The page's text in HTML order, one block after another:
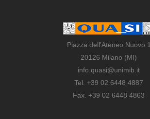
Piazza dell'Ateneo Nuovo 1
20126 Milano (MI)
info.quasi@unimib.it
Tel. +39 02 6448 4887
Fax. +39 02 6448 4863